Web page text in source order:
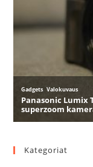
Kategoriat